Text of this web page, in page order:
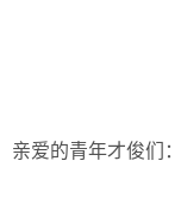
亲爱的青年才俊们：